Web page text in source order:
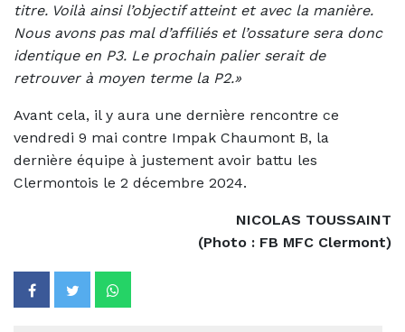
titre. Voilà ainsi l’objectif atteint et avec la manière.
Nous avons pas mal d’affiliés et l’ossature sera donc
identique en P3. Le prochain palier serait de
retrouver à moyen terme la P2.»
Avant cela, il y aura une dernière rencontre ce
vendredi 9 mai contre Impak Chaumont B, la
dernière équipe à justement avoir battu les
Clermontois le 2 décembre 2024.
NICOLAS TOUSSAINT
(Photo : FB MFC Clermont)